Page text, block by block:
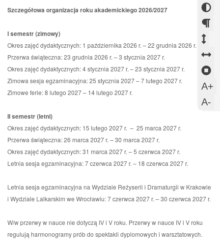
w
się
w
się
w
A+
A-
Szczegółowa organizacja roku akademickiego 2026/2027
I semestr (zimowy)
Okres zajęć dydaktycznych: 1 października 2026 r. – 22 grudnia 2026 r.
Przerwa świąteczna: 23 grudnia 2026 r. – 3 stycznia 2027 r.
Okres zajęć dydaktycznych: 4 stycznia 2027 r. – 23 stycznia 2027 r.
Zimowa sesja egzaminacyjna: 25 stycznia 2027 – 7 lutego 2027 r.
Zimowe ferie: 8 lutego 2027 – 14 lutego 2027 r.
II semestr (letni)
Okres zajęć dydaktycznych: 15 lutego 2027 r. – 25 marca 2027 r.
Przerwa świąteczna: 26 marca 2027 r. – 30 marca 2027 r.
Okres zajęć dydaktycznych: 31 marca 2027 r. – 5 czerwca 2027 r.
Letnia sesja egzaminacyjna: 7 czerwca 2027 r. – 18 czerwca 2027 r.
Letnia sesja egzaminacyjna na Wydziale Reżyserii i Dramaturgii w Krakowie
i Wydziale Lalkarskim we Wrocławiu: 7 czerwca 2027 r. – 30 czerwca 2027 r.
W/w przerwy w nauce nie dotyczą IV i V roku. Przerwy w nauce IV i V roku
regulują harmonogramy prób do spektakli dyplomowych i warsztatowych.